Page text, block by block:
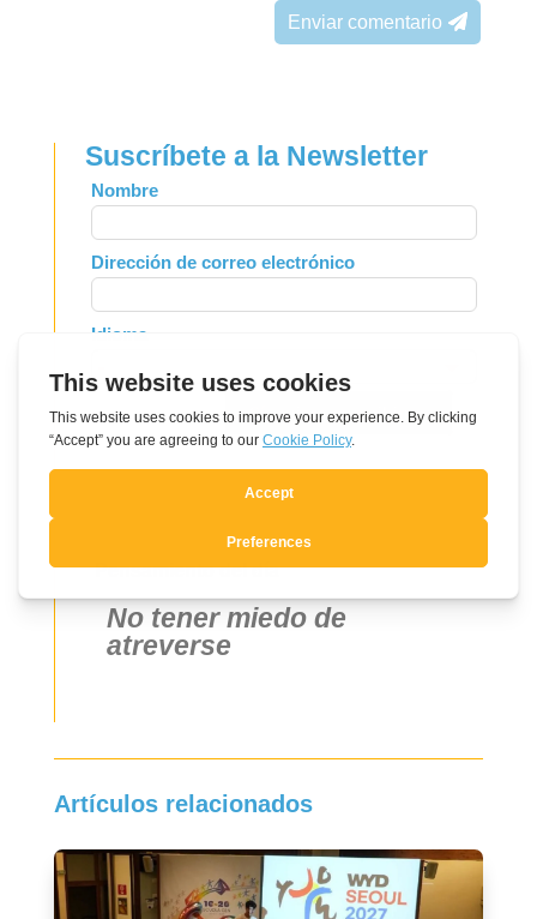
Enviar comentario
Suscríbete a la Newsletter
Leave
this
field
blank
Nombre
Dirección de correo electrónico
Idioma
Sí, quiero suscribirme
Pensamiento del día
No tener miedo de
atreverse
Artículos relacionados